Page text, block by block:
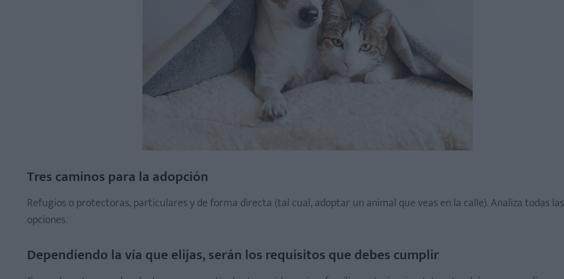
Tres caminos para la adopción
Refugios o protectoras, particulares y de forma directa (tal cual, adoptar un animal que veas en la calle). Analiza todas las
opciones.
Dependiendo la vía que elijas, serán los requisitos que debes cumplir